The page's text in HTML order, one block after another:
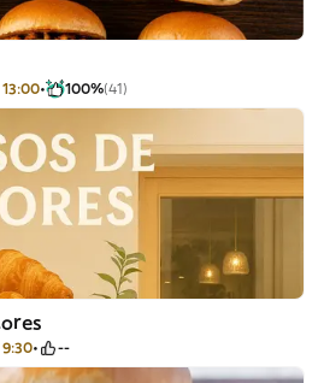
100%(41)
--